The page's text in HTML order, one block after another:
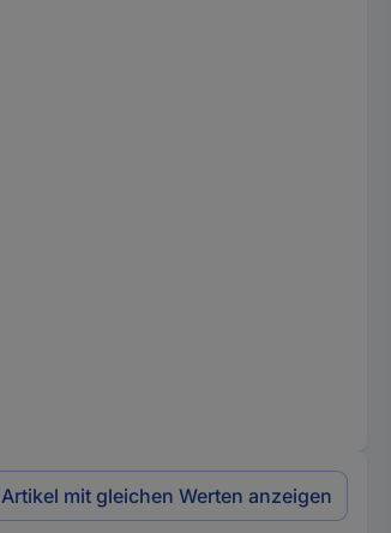
Artikel mit gleichen Werten anzeigen